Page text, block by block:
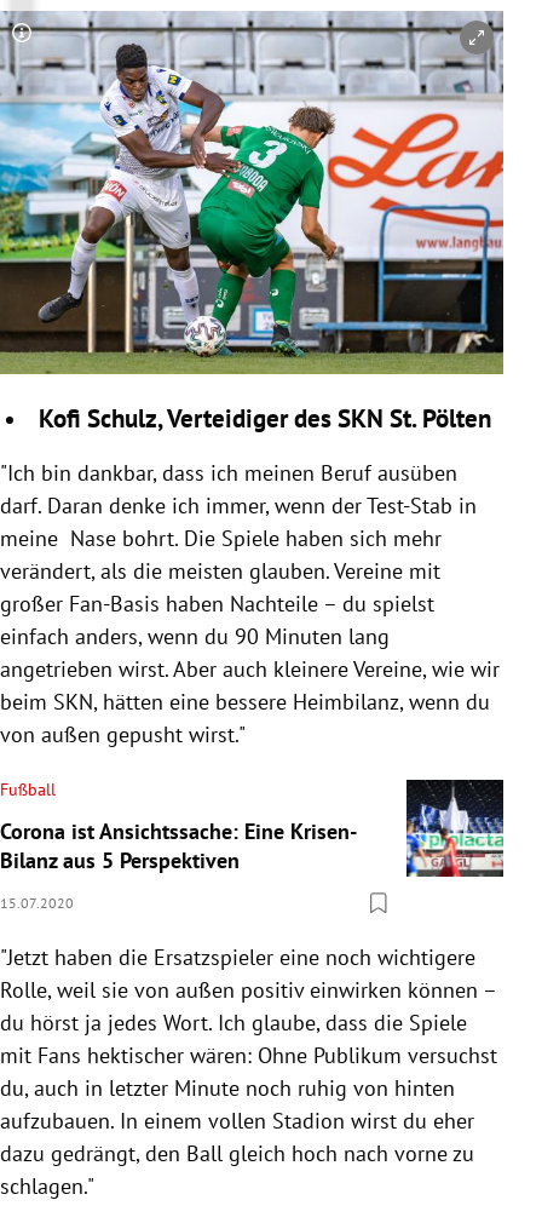
Copyright-Hinweis öffnen/schließen
Kofi Schulz, Verteidiger des SKN St. Pölten
"Ich bin dankbar, dass ich meinen Beruf ausüben
darf. Daran denke ich immer, wenn der Test-Stab in
meine Nase bohrt. Die Spiele haben sich mehr
verändert, als die meisten glauben. Vereine mit
großer Fan-Basis haben Nachteile – du spielst
einfach anders, wenn du 90 Minuten lang
angetrieben wirst. Aber auch kleinere Vereine, wie wir
beim SKN, hätten eine bessere Heimbilanz, wenn du
von außen gepusht wirst."
Fußball
Corona ist Ansichtssache: Eine Krisen-
Bilanz aus 5 Perspektiven
15.07.2020
"Jetzt haben die Ersatzspieler eine noch wichtigere
Rolle, weil sie von außen positiv einwirken können –
du hörst ja jedes Wort. Ich glaube, dass die Spiele
mit Fans hektischer wären: Ohne Publikum versuchst
du, auch in letzter Minute noch ruhig von hinten
aufzubauen. In einem vollen Stadion wirst du eher
dazu gedrängt, den Ball gleich hoch nach vorne zu
schlagen."